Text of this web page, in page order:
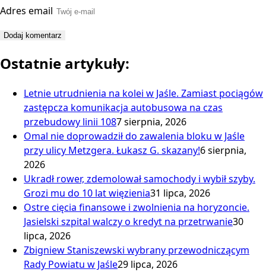
Adres email
Ostatnie artykuły:
Letnie utrudnienia na kolei w Jaśle. Zamiast pociągów
zastępcza komunikacja autobusowa na czas
przebudowy linii 1087 sierpnia, 2026
Omal nie doprowadził do zawalenia bloku w Jaśle
przy ulicy Metzgera. Łukasz G. skazany!6 sierpnia,
2026
Ukradł rower, zdemolował samochody i wybił szyby.
Grozi mu do 10 lat więzienia31 lipca, 2026
Ostre cięcia finansowe i zwolnienia na horyzoncie.
Jasielski szpital walczy o kredyt na przetrwanie30
lipca, 2026
Zbigniew Staniszewski wybrany przewodniczącym
Rady Powiatu w Jaśle29 lipca, 2026